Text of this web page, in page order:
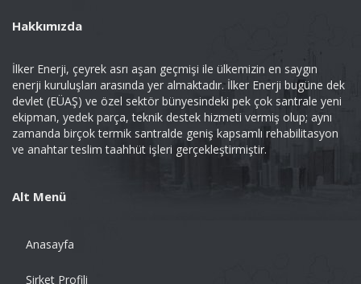
Hakkımızda
İlker Enerji, çeyrek asrı aşan geçmişi ile ülkemizin en saygın
enerji kuruluşları arasında yer almaktadır. İlker Enerji bugüne dek
devlet (EÜAŞ) ve özel sektör bünyesindeki pek çok santrale yeni
ekipman, yedek parça, teknik destek hizmeti vermiş olup; aynı
zamanda birçok termik santralde geniş kapsamlı rehabilitasyon
ve anahtar teslim taahhüt işleri gerçekleştirmiştir.
Alt Menü
Anasayfa
Şirket Profili